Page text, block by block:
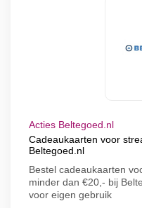
Acties Beltegoed.nl
Cadeaukaarten voor
Beltegoed.nl
Bestel cadeaukaarten
minder dan €20,- bij
voor eigen gebruik